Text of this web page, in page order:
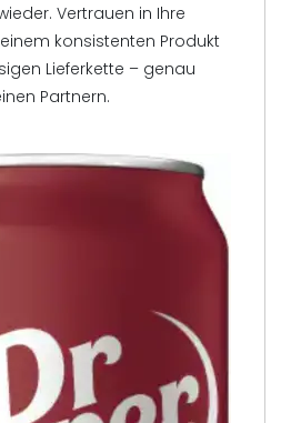
Vertrauen in Ihre
konsistenten Produkt
Lieferkette – genau
Partnern.